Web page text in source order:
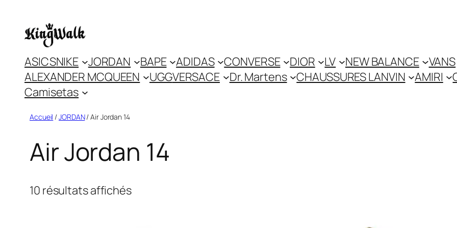
content
ASICSNIKE JORDAN BAPE ADIDAS CONVERSE DIOR LV NEW BALANCE VANS
ALEXANDER MCQUEEN
UGGVERSACE Dr. Martens CHAUSSURES LANVIN AMIRI
Camisetas
Accueil /JORDAN/ Air Jordan 14
Air Jordan 14
10 résultats affichés